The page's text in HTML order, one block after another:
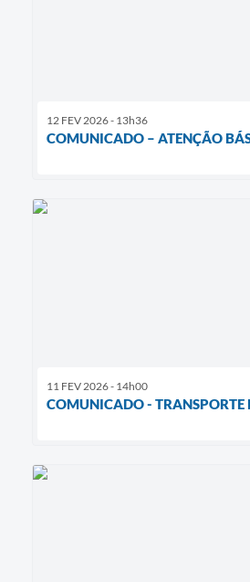
12 FEV 2026 - 13h36
COMUNICADO – ATENÇÃO
11 FEV 2026 - 14h00
COMUNICADO - TRANSPORTE